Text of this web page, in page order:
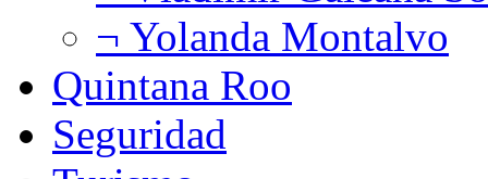
¬ Yolanda Montalvo
Quintana Roo
Seguridad